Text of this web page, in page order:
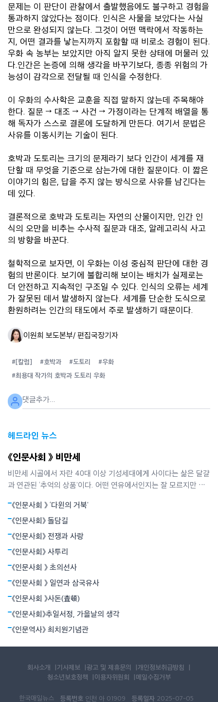
문제는 이 판단이 관찰에서 출발했음에도 불구하고 경험을
통과하지 않았다는 점이다. 인식은 사물을 보았다는 사실
만으로 완성되지 않는다. 그것이 어떤 맥락에서 작동하는
지, 어떤 결과를 낳는지까지 포함할 때 비로소 경험이 된다.
우화 속 농부는 보았지만 아직 알지 못한 상태에 머물러 있
다.인간은 논증에 의해 생각을 바꾸기보다, 종종 위험의 가
능성이 감각으로 전달될 때 인식을 수정한다.
이 우화의 수사학은 교훈을 직접 말하지 않는데 주목해야
한다. 질문 → 대조 → 사건 → 가정이라는 단계적 배열을 통
해 독자가 스스로 결론에 도달하게 만든다. 여기서 문법은
사유를 이동시키는 기술이 된다.
호박과 도토리는 크기의 문제라기 보다 인간이 세계를 재
단할 때 무엇을 기준으로 삼는가에 대한 질문이다. 이 짧은
이야기의 힘은, 답을 주지 않는 방식으로 사유를 남긴다는
데 있다.
결론적으로 호박과 도토리는 자연의 산물이지만, 인간 인
식의 오만을 비추는 수사적 질문과 대조, 알레고리식 사고
의 방향을 바꾼다.
철학적으로 보자면, 이 우화는 이성 중심적 판단에 대한 경
험의 반론이다. 보기에 불합리해 보이는 배치가 실제로는
더 안전하고 지속적인 구조일 수 있다. 인식의 오류는 세계
가 잘못된 데서 발생하지 않는다. 세계를 단순한 도식으로
환원하려는 인간의 태도에서 주로 발생하기 때문이다.
이원희 보도본부/ 편집국장기자
#[칼럼] #호박과 #도토리
#우화
#최용대 작가의 호박과 도토리 우화
헤드라인 뉴스
《인문사회 》 비만세
비만세 시골에서 자란 40대 이상 기성세대에게 사이다는 삶은 달걀
과 연관된 ‘추억의 상품’이다. 어떤 연유에서인지는 잘 모르지만 사
‘실과 바늘’ 같은 존재였다. 달걀을 먹으면서 목이 메지 않게 하거나
소화를 돕는 기능은 두번째였고, 당시에는 매우 귀했던 탄산음료 특
유의 톡 쏘는 맛이
《인문사회 》 ‘다윈의 거북’
《인문사회》 돌담길
《인문사회》 전쟁과 사랑
《인문사회》 사투리
《인문사회 》 초의선사
《인문사회 》 일연과 삼국유사
《인문사회 》사돈(査頓)
《인문사회》추일서정, 가을날의 생각
《인문역사》 최치원기념관
회사소개 기사제보 광고 및 제휴문의
개인정보취급방침
청소년보호정책
이용자위원회 메일수집거부
한국매일뉴스 등록번호 인천 아 01909 등록일자 2025-07-05